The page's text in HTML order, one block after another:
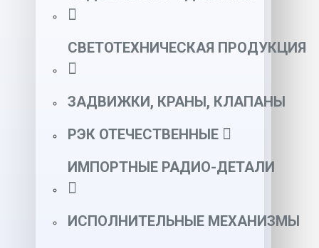
СВЕТОТЕХНИЧЕСКАЯ ПРОДУКЦИЯ
ЗАДВИЖКИ, КРАНЫ, КЛАПАНЫ
РЭК ОТЕЧЕСТВЕННЫЕ
ИМПОРТНЫЕ РАДИО-ДЕТАЛИ
ИСПОЛНИТЕЛЬНЫЕ МЕХАНИЗМЫ